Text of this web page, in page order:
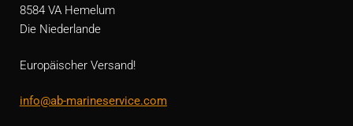
8584 VA Hemelum
Die Niederlande
Europäischer Versand!
info@ab-marineservice.com